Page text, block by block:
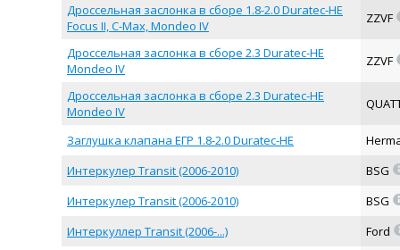
Дроссельная заслонка в сборе 1.8-2.0 Duratec-HE
Focus II, C-Max, Mondeo IV
ZZVF
Дроссельная заслонка в сборе 2.3 Duratec-HE
Mondeo IV
ZZVF
Дроссельная заслонка в сборе 2.3 Duratec-HE
Mondeo IV
Заглушка клапана ЕГР 1.8-2.0 Duratec-HE
Интеркулер Transit (2006-2010)
BSG
Интеркулер Transit (2006-2010) BSG
Интеркуллер Transit (2006-...) Ford